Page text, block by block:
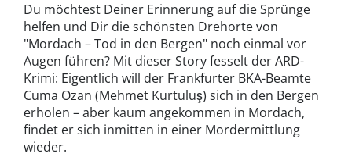
Du möchtest Deiner Erinnerung auf die Sprünge
helfen und Dir die schönsten Drehorte von
"Mordach – Tod in den Bergen" noch einmal vor
Augen führen? Mit dieser Story fesselt der ARD-
Krimi: Eigentlich will der Frankfurter BKA-Beamte
Cuma Ozan (Mehmet Kurtuluş) sich in den Bergen
erholen – aber kaum angekommen in Mordach,
findet er sich inmitten in einer Mordermittlung
wieder.